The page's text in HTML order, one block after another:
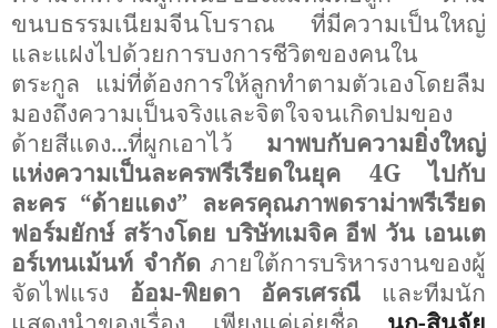
ขนบธรรมเนียมจีนโบราณ ที่มีความเป็นใหญ่
และแฝงไปด้วยการบงการชีวิตของคนใน
ตระกูล แม่ที่ต้องการให้ลูกทำตามตัวเองโดยลืม
มองถึงความเป็นจริงและจิตใจจนเกิดปมของ
ด้ายสีแดง...ที่ผูกเอาไว้ มาพบกับความยิ่งใหญ่
แห่งความเป็นละครพรีเรียดในยุค 4Gไปกับ
ละคร “ด้ายแดง” ละครคุณภาพดราม่าพรีเรียด
ฟอร์มยักษ์ สร้างโดย บริษัทเมจิค อีฟ วัน เอนเต
อร์เทนเม้นท์ จำกัด ภายใต้การบริหารงานของผู้
จัดไฟแรง อ้อม-พิยดา อัครเศรณี และทีมนัก